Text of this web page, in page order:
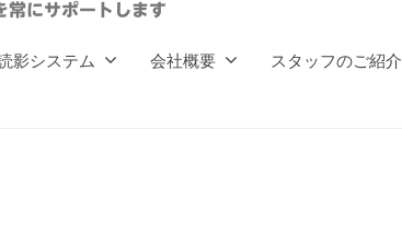
常にサポートします
影システム 会社概要 スタッフのご紹介